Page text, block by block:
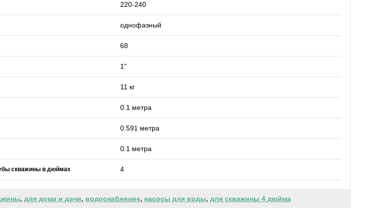
220-240
однофазный
68
1"
11 кг
0.1 метра
0.591 метра
0.1 метра
скважины в дюймах 4
, для дома и дачи, водоснабжение, насосы для воды, для скважины 4 дюйма